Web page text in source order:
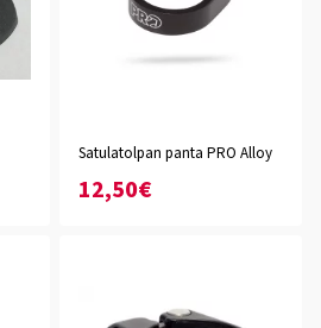
Satulatolpan panta PRO Alloy
12,50€